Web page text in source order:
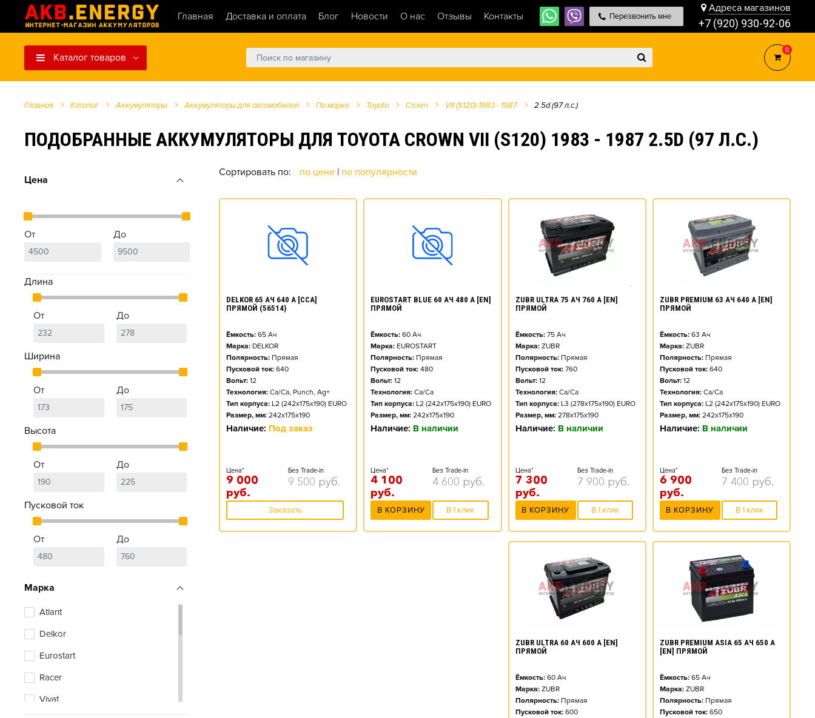
Главная Доставка и оплата Блог Новости О нас Отзывы Контакты Перезвонить мне
Адреса магазинов
+7 (920) 930-92-06
Каталог товаров
0
Главная Каталог Аккумуляторы Аккумуляторы для автомобилей По марке Toyota Crown VII (S120) 1983 - 1987 2.5d (97 л.с.)
ПОДОБРАННЫЕ АККУМУЛЯТОРЫ ДЛЯ TOYOTA CROWN VII (S120) 1983 - 1987 2.5D (97 Л.С.)
Цена
От До
Длина
От До
Ширина
От До
Высота
От До
Пусковой ток
От До
Марка
Atlant
Delkor
Eurostart
Racer
Vivat
Сортировать по: по цене | по популярности
DELKOR 65 АЧ 640 А [CCA]
ПРЯМОЙ (56514)
Ёмкость: 65 Ач
Марка: DELKOR
Полярность: Прямая
Пусковой ток: 640
Вольт: 12
Технология: Ca/Ca, Punch, Ag+
Тип корпуса: L2 (242x175x190) EURO
Размер, мм: 242x175x190
Наличие: Под заказ
Цена*
9 000
руб.
Без Trade-in
9 500 руб.
Заказать
EUROSTART BLUE 60 АЧ 480 А [EN]
ПРЯМОЙ
Ёмкость: 60 Ач
Марка: EUROSTART
Полярность: Прямая
Пусковой ток: 480
Вольт: 12
Технология: Ca/Ca
Тип корпуса: L2 (242x175x190) EURO
Размер, мм: 242x175x190
Наличие: В наличии
Цена*
4 100
руб.
Без Trade-in
4 600 руб.
В КОРЗИНУ В 1 клик
ZUBR ULTRA 75 АЧ 760 А [EN]
ПРЯМОЙ
Ёмкость: 75Ач
Марка: ZUBR
Полярность: Прямая
Пусковой ток: 760
Вольт: 12
Технология: Ca/Ca
Тип корпуса: L3 (278x175x190) EURO
Размер, мм: 278x175x190
Наличие: В наличии
Цена*
7 300
руб.
Без Trade-in
7 900 руб.
В КОРЗИНУ В 1 клик
ZUBR PREMIUM 63 АЧ 640 А [EN]
ПРЯМОЙ
Ёмкость: 63 Ач
Марка: ZUBR
Полярность: Прямая
Пусковой ток: 640
Вольт: 12
Технология: Ca/Ca
Тип корпуса: L2 (242x175x190) EURO
Размер, мм: 242x175x190
Наличие: В наличии
Цена*
6 900
руб.
Без Trade-in
7 400 руб.
В КОРЗИНУ В 1 клик
ZUBR ULTRA 60 АЧ 600 А [EN]
ПРЯМОЙ
Ёмкость: 60Ач
Марка: ZUBR
Полярность: Прямая
Пусковой ток: 600
ZUBR PREMIUM ASIA 65 АЧ 650 А
[EN] ПРЯМОЙ
Ёмкость: 65Ач
Марка: ZUBR
Полярность: Прямая
Пусковой ток: 650